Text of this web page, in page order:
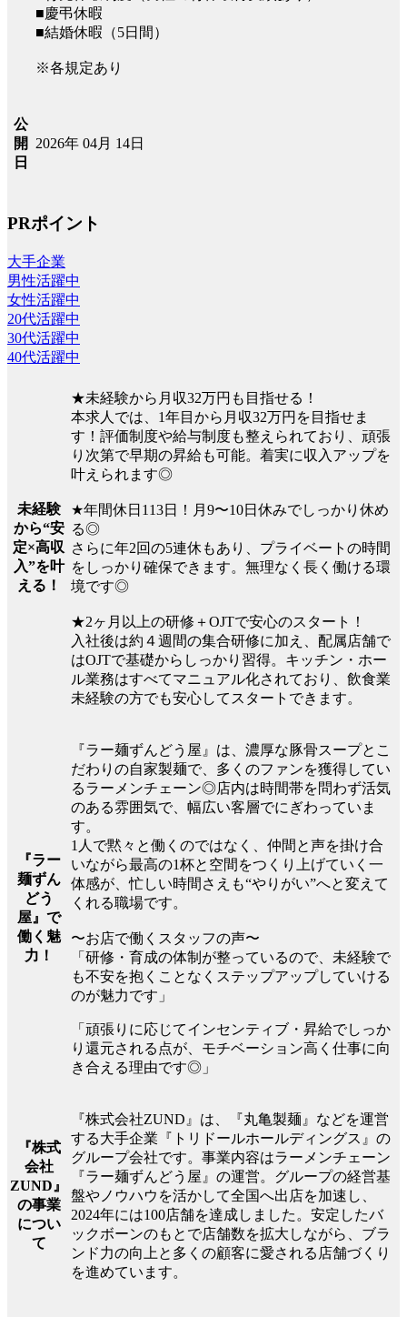
■慶弔休暇
■結婚休暇（5日間）
※各規定あり
公
開
日
2026年 04月 14日
PRポイント
大手企業
男性活躍中
女性活躍中
20代活躍中
30代活躍中
40代活躍中
未経験
から“安
定×高収
入”を叶
える！
★未経験から月収32万円も目指せる！
本求人では、1年目から月収32万円を目指せま
す！評価制度や給与制度も整えられており、頑張
り次第で早期の昇給も可能。着実に収入アップを
叶えられます◎
★年間休日113日！月9〜10日休みでしっかり休め
る◎
さらに年2回の5連休もあり、プライベートの時間
をしっかり確保できます。無理なく長く働ける環
境です◎
★2ヶ月以上の研修＋OJTで安心のスタート！
入社後は約４週間の集合研修に加え、配属店舗で
はOJTで基礎からしっかり習得。キッチン・ホー
ル業務はすべてマニュアル化されており、飲食業
未経験の方でも安心してスタートできます。
『ラー
麺ずん
どう
屋』で
働く魅
力！
『ラー麺ずんどう屋』は、濃厚な豚骨スープとこ
だわりの自家製麺で、多くのファンを獲得してい
るラーメンチェーン◎店内は時間帯を問わず活気
のある雰囲気で、幅広い客層でにぎわっていま
す。
1人で黙々と働くのではなく、仲間と声を掛け合
いながら最高の1杯と空間をつくり上げていく一
体感が、忙しい時間さえも“やりがい”へと変えて
くれる職場です。
〜お店で働くスタッフの声〜
「研修・育成の体制が整っているので、未経験で
も不安を抱くことなくステップアップしていける
のが魅力です」
「頑張りに応じてインセンティブ・昇給でしっか
り還元される点が、モチベーション高く仕事に向
き合える理由です◎」
『株式
会社
ZUND』
の事業
につい
て
『株式会社ZUND』は、『丸亀製麺』などを運営
する大手企業『トリドールホールディングス』の
グループ会社です。事業内容はラーメンチェーン
『ラー麺ずんどう屋』の運営。グループの経営基
盤やノウハウを活かして全国へ出店を加速し、
2024年には100店舗を達成しました。安定したバ
ックボーンのもとで店舗数を拡大しながら、ブラ
ンド力の向上と多くの顧客に愛される店舗づくり
を進めています。